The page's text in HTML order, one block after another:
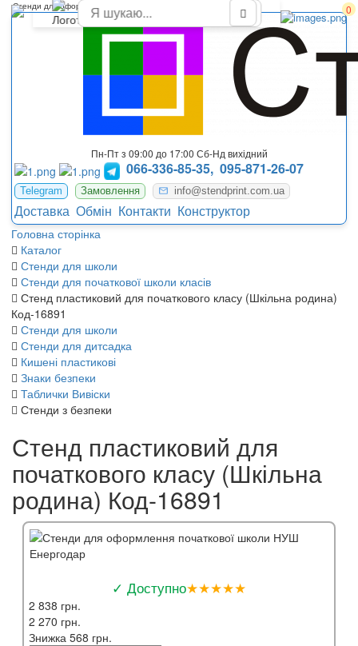
0
Пн-Пт з 09:00 до 17:00 Сб-Нд вихідний
066-336-85-35, 095-871-26-07
Telegram Замовлення info@stendprint.com.ua
Доставка Обмін Контакти Конструктор
Головна сторінка
Каталог
Стенди для школи
Стенди для початкової школи класів
Стенд пластиковий для початкового класу (Шкільна родина)
Код-16891
Стенди для школи
Стенди для дитсадка
Кишені пластикові
Знаки безпеки
Таблички Вивіски
Стенди з безпеки
Стенди для оформлення початкової школи НУШ Енергодар
Стенд пластиковий для
початкового класу (Шкільна
родина) Код-16891
✓ Доступно★★★★★
2 838 грн.
2 270 грн.
Знижка 568 грн.